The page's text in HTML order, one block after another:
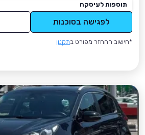
תוספות לעיסקה
לפגישה בסוכנות
*חישוב ההחזר מפורט בתקנון